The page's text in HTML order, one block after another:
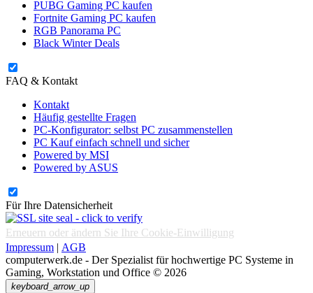
PUBG Gaming PC kaufen
Fortnite Gaming PC kaufen
RGB Panorama PC
Black Winter Deals
FAQ & Kontakt
Kontakt
Häufig gestellte Fragen
PC-Konfigurator: selbst PC zusammenstellen
PC Kauf einfach schnell und sicher
Powered by MSI
Powered by ASUS
Für Ihre Datensicherheit
Erneuern oder ändern Sie Ihre Cookie-Einwilligung
Impressum | AGB
computerwerk.de - Der Spezialist für hochwertige PC Systeme in
Gaming, Workstation und Office © 2026
keyboard_arrow_up